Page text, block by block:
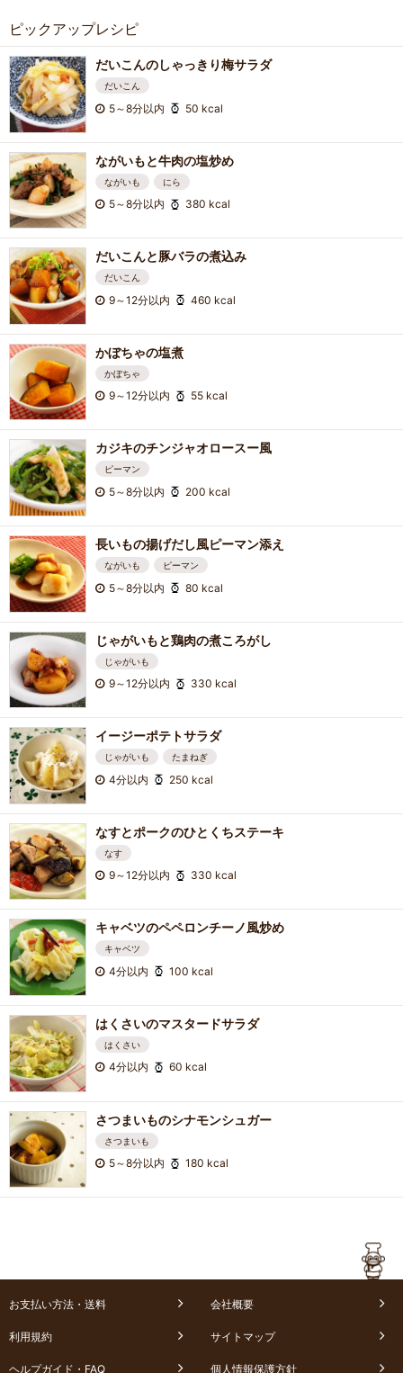
ピックアップレシピ
だいこんのしゃっきり梅サラダ
だいこん
5～8分以内 50 kcal
ながいもと牛肉の塩炒め
ながいも にら
5～8分以内 380 kcal
だいこんと豚バラの煮込み
だいこん
9～12分以内 460 kcal
かぼちゃの塩煮
かぼちゃ
9～12分以内 55 kcal
カジキのチンジャオロースー風
ピーマン
5～8分以内 200 kcal
長いもの揚げだし風ピーマン添え
ながいも ピーマン
5～8分以内 80 kcal
じゃがいもと鶏肉の煮ころがし
じゃがいも
9～12分以内 330 kcal
イージーポテトサラダ
じゃがいも たまねぎ
4分以内 250 kcal
なすとポークのひとくちステーキ
なす
9～12分以内 330 kcal
キャベツのペペロンチーノ風炒め
キャベツ
4分以内 100 kcal
はくさいのマスタードサラダ
はくさい
4分以内 60 kcal
さつまいものシナモンシュガー
さつまいも
5～8分以内 180 kcal
お支払い方法・送料 会社概要
利用規約 サイトマップ
ヘルプガイド・FAQ 個人情報保護方針